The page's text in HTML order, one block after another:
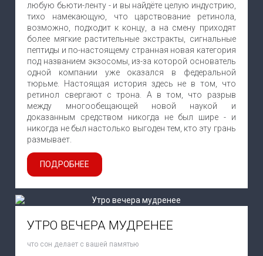
любую бьюти-ленту - и вы найдёте целую индустрию,
тихо намекающую, что царствование ретинола,
возможно, подходит к концу, а на смену приходят
более мягкие растительные экстракты, сигнальные
пептиды и по-настоящему странная новая категория
под названием экзосомы, из-за которой основатель
одной компании уже оказался в федеральной
тюрьме. Настоящая история здесь не в том, что
ретинол свергают с трона. А в том, что разрыв
между многообещающей новой наукой и
доказанным средством никогда не был шире - и
никогда не был настолько выгоден тем, кто эту грань
размывает.
ПОДРОБНЕЕ
УТРО ВЕЧЕРА МУДРЕНЕЕ
что сон делает с вашей памятью